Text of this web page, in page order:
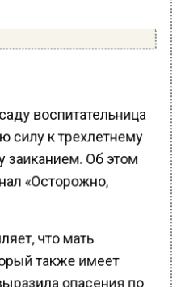
воспитательница
силу к трехлетнему
заиканием. Об этом
«Осторожно,
что мать
также имеет
опасения по